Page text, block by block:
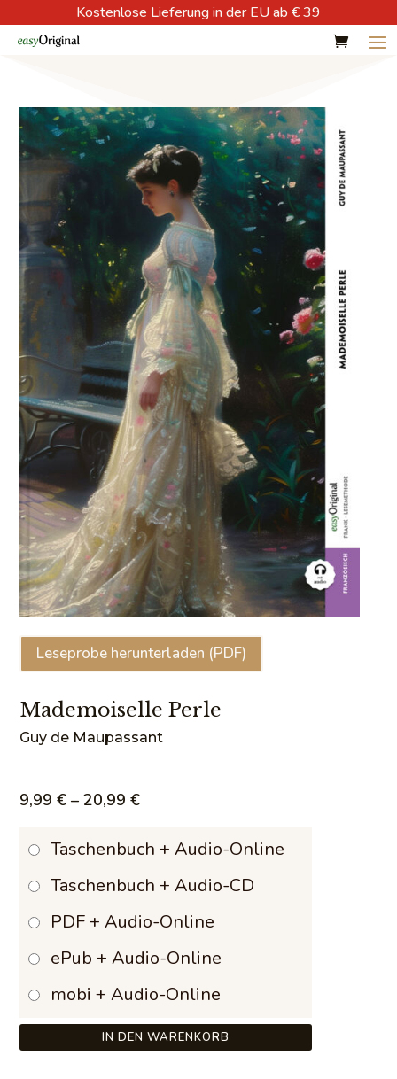
Kostenlose Lieferung in der EU ab € 39
Leseprobe herunterladen (PDF)
Mademoiselle Perle
Guy de Maupassant
9,99€ –20,99€Preisspanne:
Taschenbuch + Audio-Online
Taschenbuch + Audio-CD
PDF + Audio-Online
ePub + Audio-Online
mobi + Audio-Online
IN DEN WARENKORB